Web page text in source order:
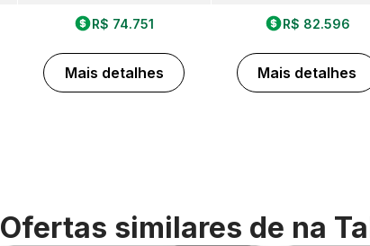
R$ 74.751
Mais detalhes
R$ 82.596
Mais detalhes
Ofertas similares de na
Foto 360º